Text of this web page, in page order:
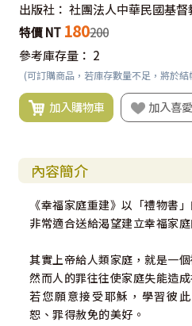
出版社： 社團法人中華民國基督
特價 NT 180200
參考庫存量： 2
(可訂購商品，若庫存數量不足，將於
加入購物車 加入喜
內容簡介
《幸福家庭重建》以「禮物書
非常適合送給渴望建立幸福家
其實上帝給人類家庭，就是一個
然而人的罪往往使家庭失能造成
若您願意接受耶穌，學習彼
恕、罪得赦免的美好。